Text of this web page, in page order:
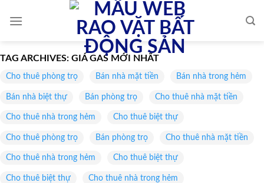
TAG ARCHIVES: GIÁ GAS MỚI NHẤT
Cho thuê phòng trọ Bán nhà mặt tiền Bán nhà trong hẻm
Bán nhà biệt thự Bán phòng trọ Cho thuê nhà mặt tiền
Cho thuê nhà trong hẻm Cho thuê biệt thự
Cho thuê phòng trọ Bán phòng trọ Cho thuê nhà mặt tiền
Cho thuê nhà trong hẻm Cho thuê biệt thự
Cho thuê biệt thự Cho thuê nhà trong hẻm